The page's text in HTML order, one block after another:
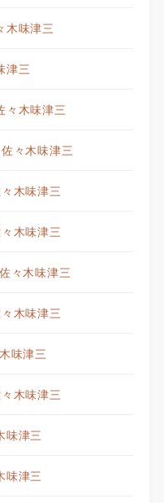
味津三
津三
木味津三
々木味津三
木味津三
木味津三
々木味津三
木味津三
味津三
木味津三
津三
津三